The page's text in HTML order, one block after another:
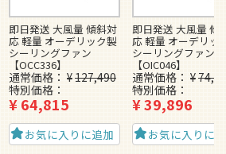
即日発送 大風量 傾斜対
応 軽量 オーデリック製
シーリングファン
【OCC336】
通常価格 ¥127,490
特別価格
¥64,815
お気に入りに追加
即日発送 大風量 傾
応 軽量 オーデリッ
シーリングファン
【OIC046】
通常価格 ¥
特別価格
¥39,896
お気に入りに